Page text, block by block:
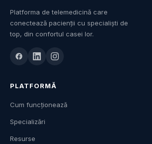
Platforma de telemedicină care
conectează pacienții cu specialiști de
top, din confortul casei lor.
PLATFORMĂ
Cum funcționează
Specializări
Resurse